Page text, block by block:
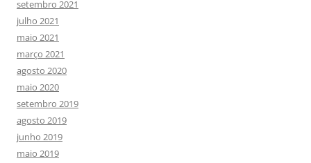
setembro 2021
julho 2021
maio 2021
março 2021
agosto 2020
maio 2020
setembro 2019
agosto 2019
junho 2019
maio 2019